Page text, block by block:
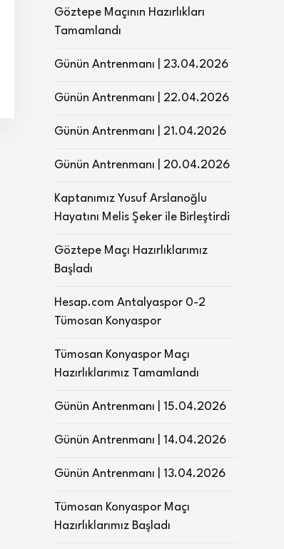
Göztepe Maçının Hazırlıkları
Tamamlandı
Günün Antrenmanı | 23.04.2026
Günün Antrenmanı | 22.04.2026
Günün Antrenmanı | 21.04.2026
Günün Antrenmanı | 20.04.2026
Kaptanımız Yusuf Arslanoğlu
Hayatını Melis Şeker ile Birleştirdi
Göztepe Maçı Hazırlıklarımız
Başladı
Hesap.com Antalyaspor 0-2
Tümosan Konyaspor
Tümosan Konyaspor Maçı
Hazırlıklarımız Tamamlandı
Günün Antrenmanı | 15.04.2026
Günün Antrenmanı | 14.04.2026
Günün Antrenmanı | 13.04.2026
Tümosan Konyaspor Maçı
Hazırlıklarımız Başladı